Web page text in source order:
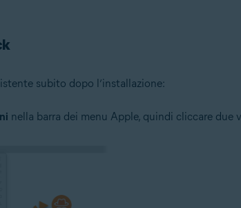
subito dopo l’installazione:
nella barra dei menu Apple, quindi cliccare due